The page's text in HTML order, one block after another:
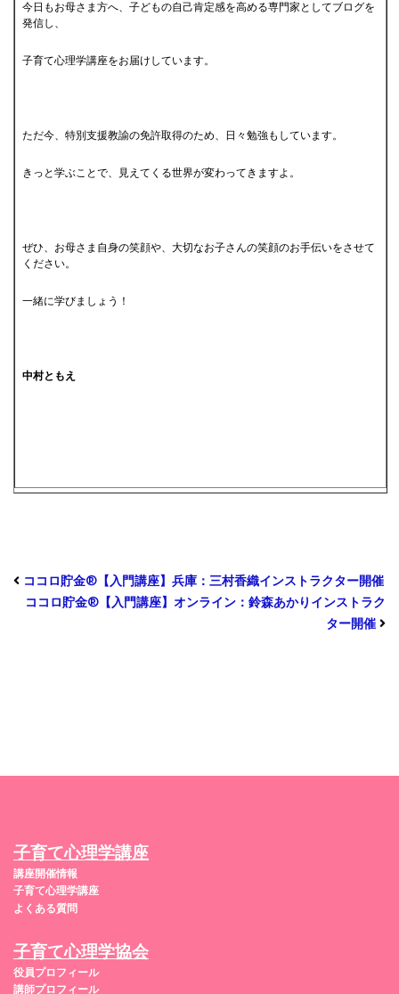
今日もお母さま方へ、子どもの自己肯定感を高める専門家としてブログを
発信し、
子育て心理学講座をお届けしています。
ただ今、特別支援教諭の免許取得のため、日々勉強もしています。
きっと学ぶことで、見えてくる世界が変わってきますよ。
ぜひ、お母さま自身の笑顔や、大切なお子さんの笑顔のお手伝いをさせて
ください。
一緒に学びましょう！
中村ともえ
ココロ貯金®︎【入門講座】兵庫：三村香織インストラクター開催
ココロ貯金®︎【入門講座】オンライン：鈴森あかりインストラク
ター開催
子育て心理学講座
講座開催情報
子育て心理学講座
よくある質問
子育て心理学協会
役員プロフィール
講師プロフィール